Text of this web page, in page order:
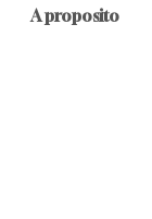
A proposito